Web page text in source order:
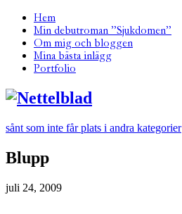
Hem
Min debutroman ”Sjukdomen”
Om mig och bloggen
Mina bästa inlägg
Portfolio
sånt som inte får plats i andra kategorier
Blupp
juli 24, 2009